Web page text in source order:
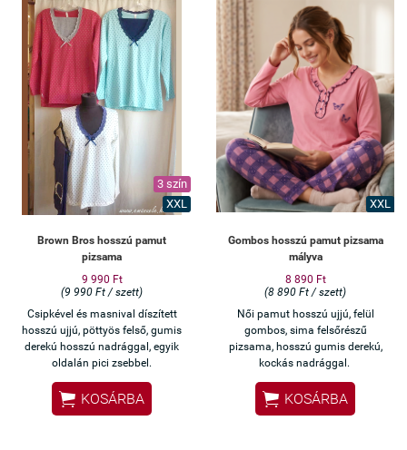
3 szín
XXL
Brown Bros hosszú pamut
pizsama
9 990 Ft
(9 990 Ft / szett)
Csipkével és masnival díszített
hosszú ujjú, pöttyös felső, gumis
derekú hosszú nadrággal, egyik
oldalán pici zsebbel.
 KOSÁRBA
XXL
Gombos hosszú pamut pizsama
mályva
8 890 Ft
(8 890 Ft / szett)
Női pamut hosszú ujjú, felül
gombos, sima felsőrészű
pizsama, hosszú gumis derekú,
kockás nadrággal.
 KOSÁRBA